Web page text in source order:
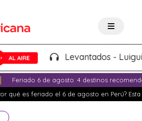
Levantados - Luigui
Feriado 6 de agosto: 4 destinos
qué es feriado el 6 de agosto en Perú?